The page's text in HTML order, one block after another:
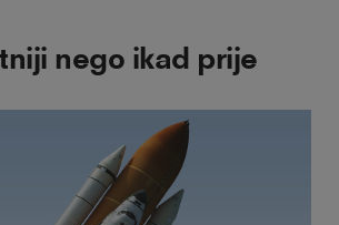
nego ikad prije